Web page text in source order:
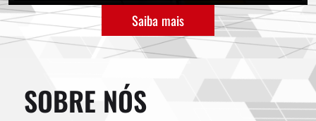
Saiba mais
SOBRE NÓS